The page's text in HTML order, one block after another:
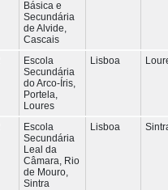
Básica e
Secundária
de Alvide,
Cascais
Escola
Secundária
do Arco-Íris,
Portela,
Loures
Lisboa
Escola
Secundária
Leal da
Câmara, Rio
de Mouro,
Sintra
Lisboa